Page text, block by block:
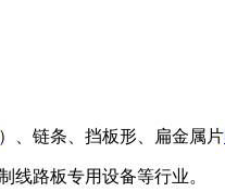
）、链条、挡板形、扁金属片
线路板专用设备等行业。